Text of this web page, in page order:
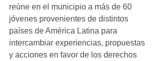
reúne en el municipio a más de 60
jóvenes provenientes de distintos
países de América Latina para
intercambiar experiencias, propuestas
y acciones en favor de los derechos